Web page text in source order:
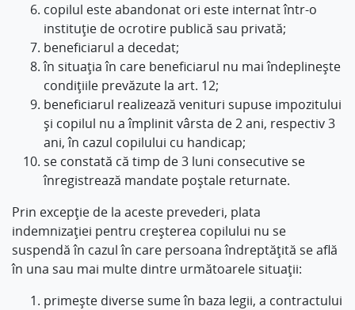
copilul este abandonat ori este internat într-o
instituţie de ocrotire publică sau privată;
beneficiarul a decedat;
în situaţia în care beneficiarul nu mai îndeplineşte
condiţiile prevăzute la art. 12;
beneficiarul realizează venituri supuse impozitului
şi copilul nu a împlinit vârsta de 2 ani, respectiv 3
ani, în cazul copilului cu handicap;
se constată că timp de 3 luni consecutive se
înregistrează mandate poştale returnate.
Prin excepţie de la aceste prevederi, plata
indemnizaţiei pentru creşterea copilului nu se
suspendă în cazul în care persoana îndreptăţită se află
în una sau mai multe dintre următoarele situaţii:
primeşte diverse sume în baza legii, a contractului